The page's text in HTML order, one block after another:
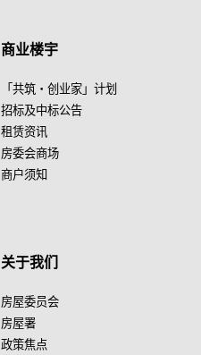
商业楼宇
「共筑・创业家」计划
招标及中标公告
租赁资讯
房委会商场
商户须知
关于我们
房屋委员会
房屋署
政策焦点